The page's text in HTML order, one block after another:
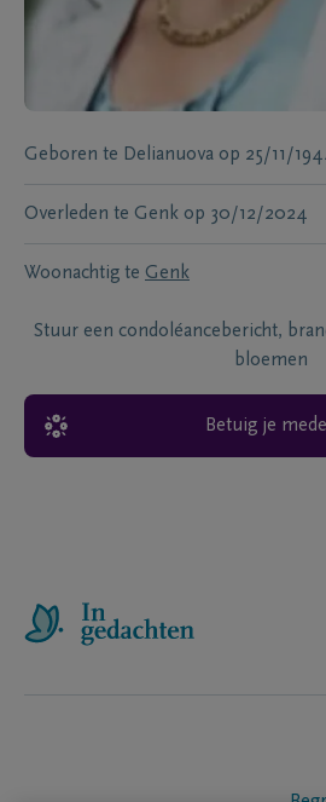
Geboren te Delianuova op 25/11/
Overleden te Genk op 30/12/2024
Woonachtig te Genk
Stuur een condoléancebericht,
bloemen
Betuig je